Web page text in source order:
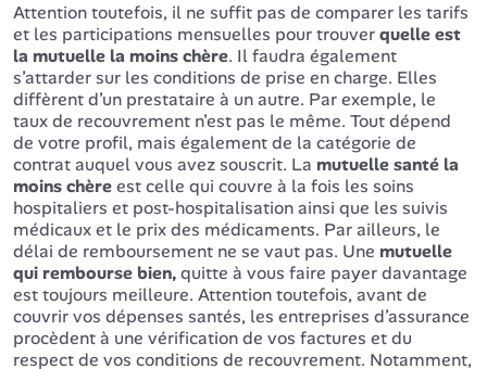
Attention toutefois, il ne suffit pas de comparer les tarifs
et les participations mensuelles pour trouverquelle est
la mutuelle la moins chère. Il faudra également
s’attarder sur les conditions de prise en charge. Elles
diffèrent d’un prestataire à un autre. Par exemple, le
taux de recouvrement n’est pas le même. Tout dépend
de votre profil, mais également de la catégorie de
contrat auquel vous avez souscrit. La mutuelle santé la
moins chèreest celle qui couvre à la fois les soins
hospitaliers et post-hospitalisation ainsi que les suivis
médicaux et le prix des médicaments. Par ailleurs, le
délai de remboursement ne se vaut pas. Une mutuelle
qui rembourse bien,quitte à vous faire payer davantage
est toujours meilleure. Attention toutefois, avant de
couvrir vos dépenses santés, les entreprises d’assurance
procèdent à une vérification de vos factures et du
respect de vos conditions de recouvrement. Notamment,